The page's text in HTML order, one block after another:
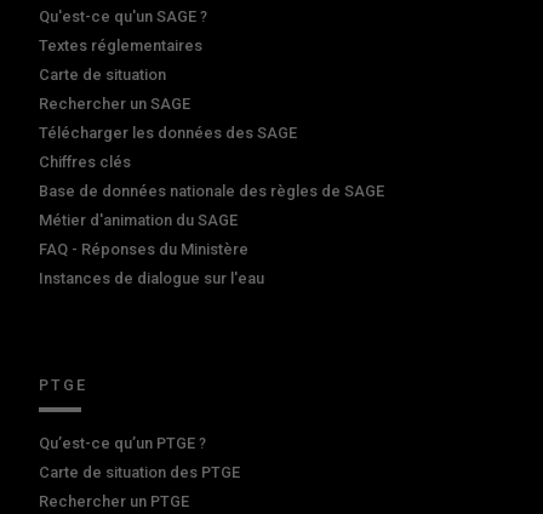
Qu'est-ce qu'un SAGE ?
Textes réglementaires
Carte de situation
Rechercher un SAGE
Télécharger les données des SAGE
Chiffres clés
Base de données nationale des règles de SAGE
Métier d'animation du SAGE
FAQ - Réponses du Ministère
Instances de dialogue sur l'eau
PTGE
Qu’est-ce qu’un PTGE ?
Carte de situation des PTGE
Rechercher un PTGE